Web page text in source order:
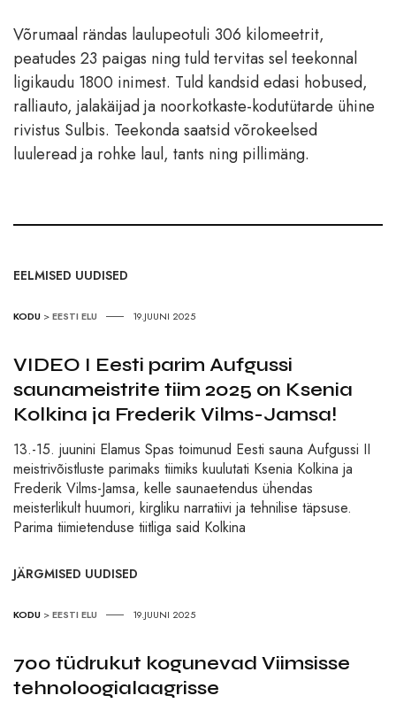
Võrumaal rändas laulupeotuli 306 kilomeetrit,
peatudes 23 paigas ning tuld tervitas sel teekonnal
ligikaudu 1800 inimest. Tuld kandsid edasi hobused,
ralliauto, jalakäijad ja noorkotkaste-kodutütarde ühine
rivistus Sulbis. Teekonda saatsid võrokeelsed
luuleread ja rohke laul, tants ning pillimäng.
EELMISED UUDISED
KODU >EESTI ELU 19.JUUNI 2025
VIDEO I Eesti parim Aufgussi
saunameistrite tiim 2025 on Ksenia
Kolkina ja Frederik Vilms-Jamsa!
13.-15. juunini Elamus Spas toimunud Eesti sauna Aufgussi II
meistrivõistluste parimaks tiimiks kuulutati Ksenia Kolkina ja
Frederik Vilms-Jamsa, kelle saunaetendus ühendas
meisterlikult huumori, kirgliku narratiivi ja tehnilise täpsuse.
Parima tiimietenduse tiitliga said Kolkina
JÄRGMISED UUDISED
KODU >EESTI ELU 19.JUUNI 2025
700 tüdrukut kogunevad Viimsisse
tehnoloogialaagrisse